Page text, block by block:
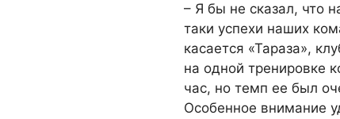
– Я бы не сказал, что
таки успехи наших
касается «Тараза»,
на одной тренировке
час, но темп ее был
Особенное внимание